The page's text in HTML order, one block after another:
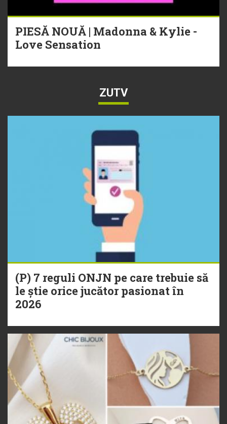
PIESĂ NOUĂ | Madonna & Kylie -
Love Sensation
ZUTV
(P) 7 reguli ONJN pe care trebuie să
le știe orice jucător pasionat în
2026